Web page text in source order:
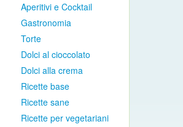
Aperitivi e Cocktail
Gastronomia
Torte
Dolci al cioccolato
Dolci alla crema
Ricette base
Ricette sane
Ricette per vegetariani